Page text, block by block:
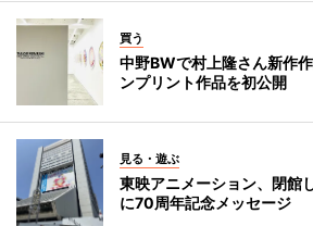
買う
中野BWで村上隆さん新作
ンプリント作品を初公開
見る・遊ぶ
東映アニメーション、閉館
に70周年記念メッセージ